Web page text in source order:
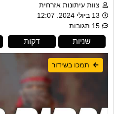
צוות עיתונות אזרחית
13 ביולי 2024. 12:07
15 תגובות
דקות שניות
תמכו בשידור